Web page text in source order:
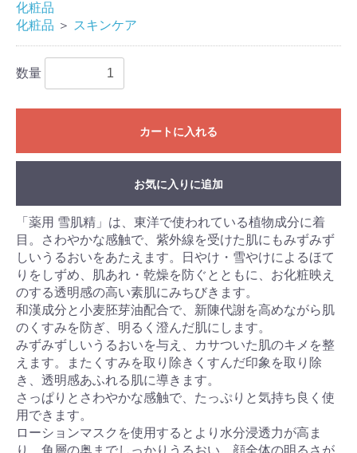
化粧品
化粧品 ＞ スキンケア
数量
カートに入れる
お気に入りに追加
「薬用 雪肌精」は、東洋で使われている植物成分に着
目。さわやかな感触で、紫外線を受けた肌にもみずみず
しいうるおいをあたえます。日やけ・雪やけによるほて
りをしずめ、肌あれ・乾燥を防ぐとともに、お化粧映え
のする透明感の高い素肌にみちびきます。
和漢成分と小麦胚芽油配合で、新陳代謝を高めながら肌
のくすみを防ぎ、明るく澄んだ肌にします。
みずみずしいうるおいを与え、カサついた肌のキメを整
えます。またくすみを取り除きくすんだ印象を取り除
き、透明感あふれる肌に導きます。
さっぱりとさわやかな感触で、たっぷりと気持ち良く使
用できます。
ローションマスクを使用するとより水分浸透力が高ま
り、角層の奥までしっかりうるおい、顔全体の明るさが